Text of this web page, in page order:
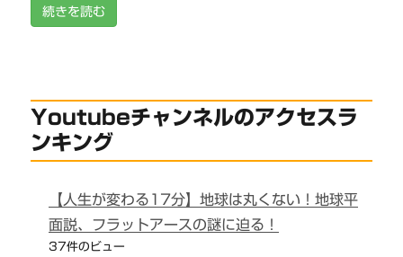
続きを読む
Youtubeチャンネルのアクセスラ
ンキング
【人生が変わる17分】地球は丸くない！地球平
面説、フラットアースの謎に迫る！
37件のビュー